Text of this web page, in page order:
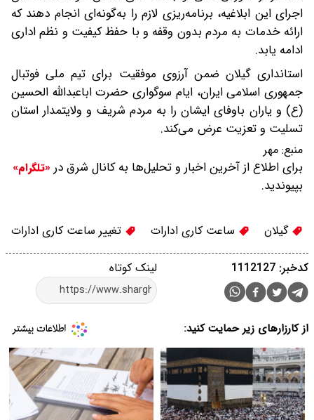
اجرای این ابلاغیه، برنامه‌ریزی لازم را به‌گونه‌ای انجام دهند که
ارائه خدمات به مردم بدون وقفه و با حفظ کیفیت و نظم اداری
ادامه یابد.
استانداری گیلان ضمن آرزوی موفقیت برای تیم ملی فوتبال
جمهوری اسلامی ایران، ایام سوگواری حضرت اباعبدالله الحسین
(ع) و یاران باوفای ایشان را به مردم شریف و ولایتمدار استان
تسلیت و تعزیت عرض می‌کند.
منبع: مهر
برای اطلاع از آخرین اخبار و تحلیل‌ها به کانال شرق در «تلگرام»
بپیوندید.
گیلان ساعت کاری ادارات تغییر ساعت کاری ادارات
لینک کوتاه کدخبر: 1112127
از کارزارهای زیر حمایت کنید: